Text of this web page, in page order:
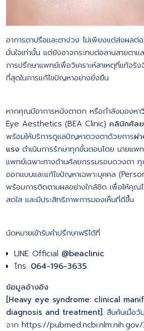
อาการตาปรือและตาง่วง ไม่เพียงแต่ส่งผล
มั่นใจเท่านั้น แต่ยังอาจกระทบต่อลานสายตาแล
การปรึกษาแพทย์เพื่อวิเคราะห์สาเหตุที่แท้จริ
ที่สุดในการแก้ไขปัญหาอย่างยั่งยืน
หากคุณมีอาการหนังตาตก หรือกำลังมองหา
Eye Aesthetics (BEA Clinic) คลินิกศัล
พร้อมให้บริการดูแลปัญหาดวงตาด้วยการผ่
แรง ดำเนินการรักษาทุกขั้นตอนโดย นายแ
แพทย์เฉพาะทางด้านศัลยกรรมรอบดวงตา ทุ
ออกแบบและแก้ไขปัญหาเฉพาะบุคคล
พร้อมการติดตามผลอย่างใกล้ชิด เพื่อให้คุณ
สดใส และมีประสิทธิภาพการมองเห็นที่ดีขึ้น
นัดหมายเข้ารับคำปรึกษาฟรีได้ที่
LINE Official @beaclinic
โทร. 064-196-3635
ข้อมูลอ้างอิง
[Heavy eye syndrome: clinical
diagnosis and treatment]. สืบค้นเมื่อวั
จาก https://